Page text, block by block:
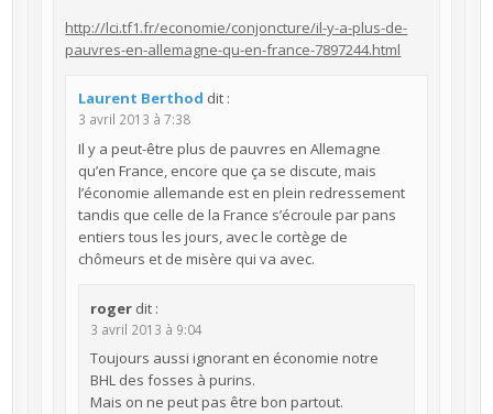
http://lci.tf1.fr/economie/conjoncture/il-y-a-plus-de-
pauvres-en-allemagne-qu-en-france-7897244.html
Laurent Berthod dit :
3 avril 2013 à 7:38
Il y a peut-être plus de pauvres en Allemagne
qu’en France, encore que ça se discute, mais
l’économie allemande est en plein redressement
tandis que celle de la France s’écroule par pans
entiers tous les jours, avec le cortège de
chômeurs et de misère qui va avec.
roger dit :
3 avril 2013 à 9:04
Toujours aussi ignorant en économie notre
BHL des fosses à purins.
Mais on ne peut pas être bon partout.